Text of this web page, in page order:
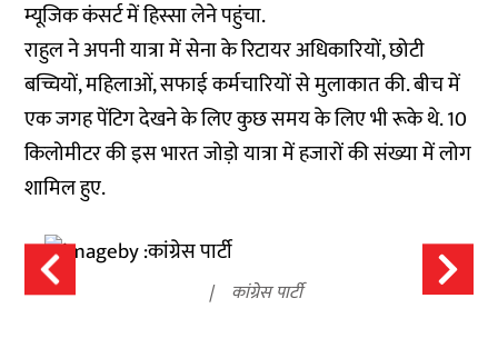
म्यूजिक कंसर्ट में हिस्सा लेने पहुंचा.
राहुल ने अपनी यात्रा में सेना के रिटायर अधिकारियों, छोटी
बच्चियों, महिलाओं, सफाई कर्मचारियों से मुलाकात की. बीच में
एक जगह पेंटिग देखने के लिए कुछ समय के लिए भी रूके थे. 10
किलोमीटर की इस भारत जोड़ो यात्रा में हजारों की संख्या में लोग
शामिल हुए.
कांग्रेस पार्टी